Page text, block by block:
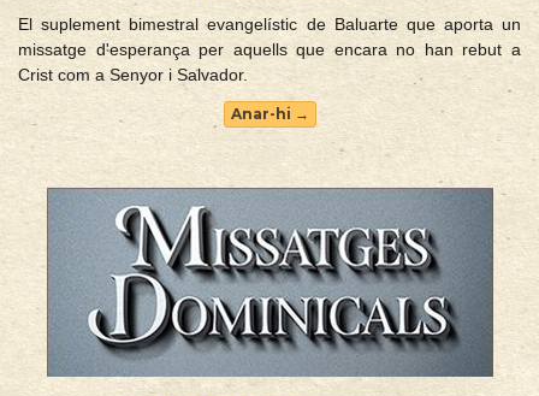
El suplement bimestral evangelístic de Baluarte que aporta un
missatge d'esperança per aquells que encara no han rebut a
Crist com a Senyor i Salvador.
Anar-hi →